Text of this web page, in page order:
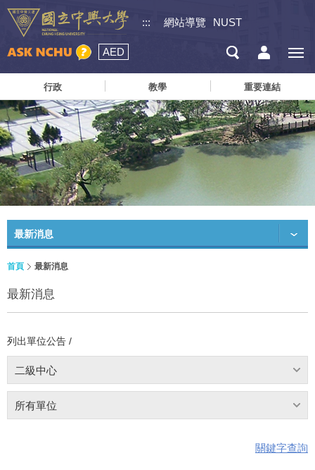
::: 網站導覽 NUST
AED
行政 教學 重要連結
最新消息
首頁 最新消息
最新消息
列出單位公告 /
二級中心
所有單位
關鍵字查詢